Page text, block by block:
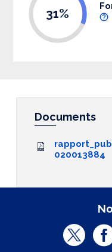
31%
Documents
020013884
T